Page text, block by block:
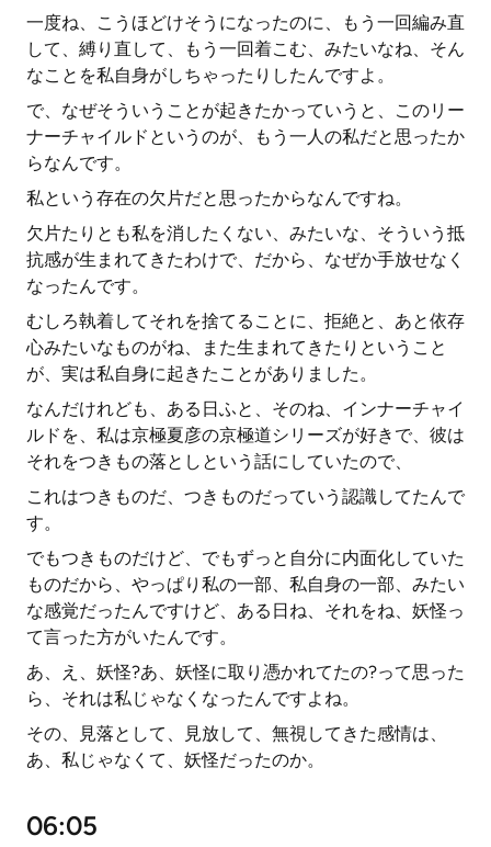
一度ね、こうほどけそうになったのに、もう一回編み直
して、縛り直して、もう一回着こむ、みたいなね、そん
なことを私自身がしちゃったりしたんですよ。
で、なぜそういうことが起きたかっていうと、このリー
ナーチャイルドというのが、もう一人の私だと思ったか
らなんです。
私という存在の欠片だと思ったからなんですね。
欠片たりとも私を消したくない、みたいな、そういう抵
抗感が生まれてきたわけで、だから、なぜか手放せなく
なったんです。
むしろ執着してそれを捨てることに、拒絶と、あと依存
心みたいなものがね、また生まれてきたりということ
が、実は私自身に起きたことがありました。
なんだけれども、ある日ふと、そのね、インナーチャイ
ルドを、私は京極夏彦の京極道シリーズが好きで、彼は
それをつきもの落としという話にしていたので、
これはつきものだ、つきものだっていう認識してたんで
す。
でもつきものだけど、でもずっと自分に内面化していた
ものだから、やっぱり私の一部、私自身の一部、みたい
な感覚だったんですけど、ある日ね、それをね、妖怪っ
て言った方がいたんです。
あ、え、妖怪?あ、妖怪に取り憑かれてたの?って思った
ら、それは私じゃなくなったんですよね。
その、見落として、見放して、無視してきた感情は、
あ、私じゃなくて、妖怪だったのか。
06:05